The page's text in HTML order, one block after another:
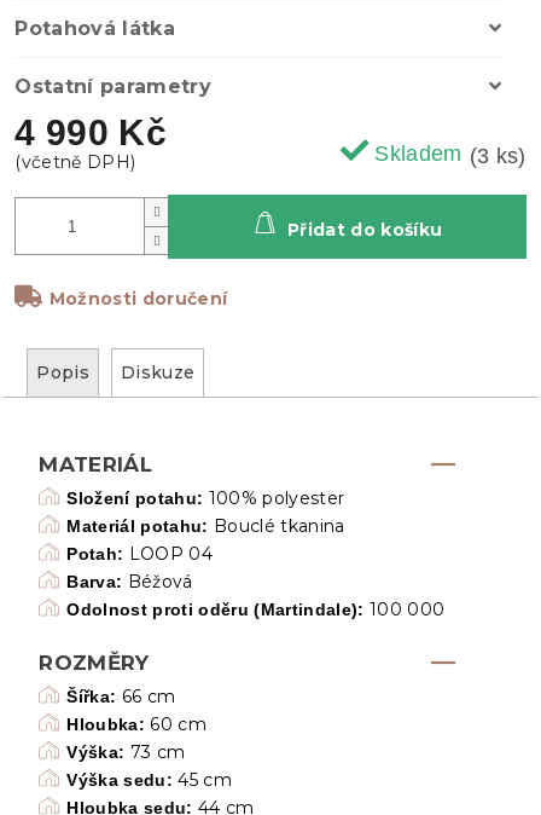
4 990 Kč
Skladem (3 ks)
Možnosti doručení
Přidat do košíku
Potahová látka
Ostatní parametry
Popis Diskuze
MATERIÁL
Složení potahu: 100% polyester
Materiál potahu: Bouclé tkanina
Potah: LOOP 04
Barva: Béžová
Odolnost proti oděru (Martindale): 100 000
ROZMĚRY
Šířka: 66 cm
Hloubka: 60 cm
Výška: 73 cm
Výška sedu: 45 cm
Hloubka sedu: 44 cm